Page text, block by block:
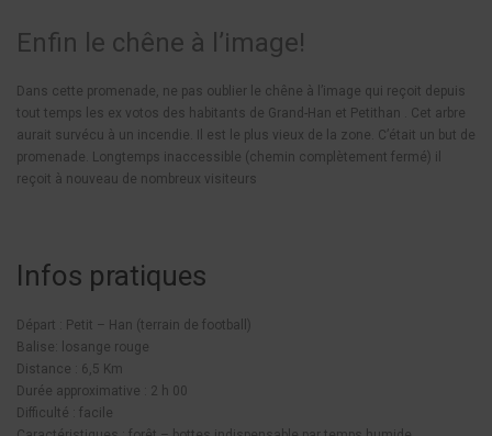
Enfin le chêne à l’image!
Dans cette promenade, ne pas oublier le chêne à l’image qui reçoit depuis
tout temps les ex votos des habitants de Grand-Han et Petithan . Cet arbre
aurait survécu à un incendie. Il est le plus vieux de la zone. C’était un but de
promenade. Longtemps inaccessible (chemin complètement fermé) il
reçoit à nouveau de nombreux visiteurs
Infos pratiques
Départ : Petit – Han (terrain de football)
Balise: losange rouge
Distance : 6,5 Km
Durée approximative : 2 h 00
Difficulté : facile